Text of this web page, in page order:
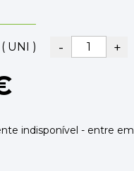
no checkout
UNI ) - +
indisponível - entre em